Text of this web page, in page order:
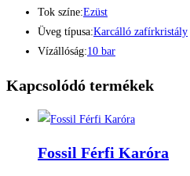
Tok színe:Ezüst
Üveg típusa:Karcálló zafírkristály
Vízállóság:10 bar
Kapcsolódó termékek
Fossil Férfi Karóra